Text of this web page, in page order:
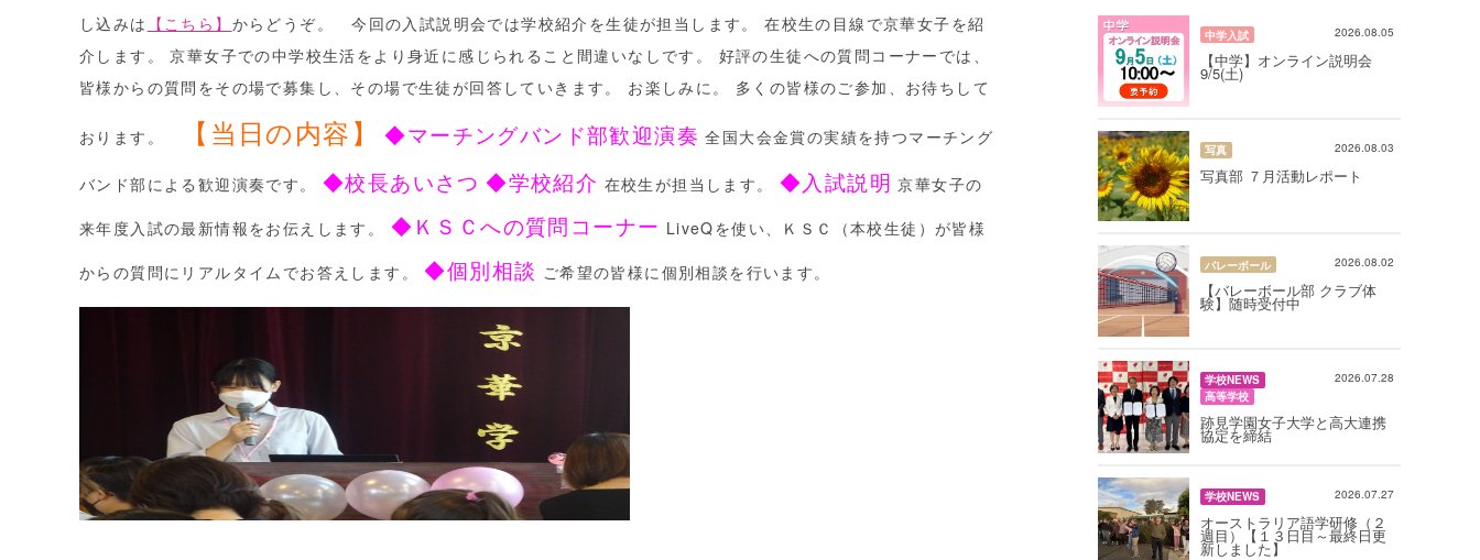
し込みは 【こちら】 からどうぞ。 今回の入試説明会では学校紹介を生徒が担当します。 在校生の目線で京華女子を紹
介します。 京華女子での中学校生活をより身近に感じられること間違いなしです。 好評の生徒への質問コーナーでは、
皆様からの質問をその場で募集し、その場で生徒が回答していきます。 お楽しみに。 多くの皆様のご参加、お待ちして
おります。 【当日の内容】 ◆マーチングバンド部歓迎演奏 全国大会金賞の実績を持つマーチング
バンド部による歓迎演奏です。 ◆校長あいさつ ◆学校紹介 在校生が担当します。◆入試説明 京華女子の
来年度入試の最新情報をお伝えします。 ◆ＫＳＣへの質問コーナー LiveQを使い、ＫＳＣ（本校生徒）が皆様
からの質問にリアルタイムでお答えします。◆個別相談 ご希望の皆様に個別相談を行います。
中学入試 2026.08.05
【中学】オンライン説明会
9/5(土)
写真 2026.08.03
写真部 ７月活動レポート
バレーボール 2026.08.02
【バレーボール部 クラブ体
験】随時受付中
学校NEWS
高等学校
2026.07.28
跡見学園女子大学と高大連携
協定を締結
学校NEWS 2026.07.27
オーストラリア語学研修（２
週目）【１３日目～最終日更
新しました】